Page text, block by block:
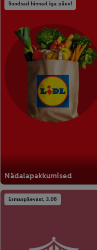
Soodsad hinnad iga päev!
Nädalapakkumised
Esmaspäevast, 3.08